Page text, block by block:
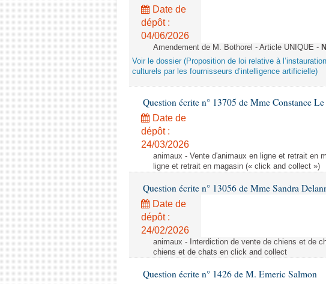
Date de
dépôt :
04/06/2026
Amendement de M. Bothorel - Article UNIQUE -
Voir le dossier (Proposition de loi relative à
culturels par les fournisseurs d’intelligence artificielle)
Question écrite n° 13705 de Mme Constance
Date de
dépôt :
24/03/2026
animaux - Vente d'animaux en ligne et retrait en
ligne et retrait en magasin (« click and collect »)
Question écrite n° 13056 de Mme Sandra
Date de
dépôt :
24/02/2026
animaux - Interdiction de vente de chiens et de
chiens et de chats en click and collect
Question écrite n° 1426 de M. Emeric Salmon